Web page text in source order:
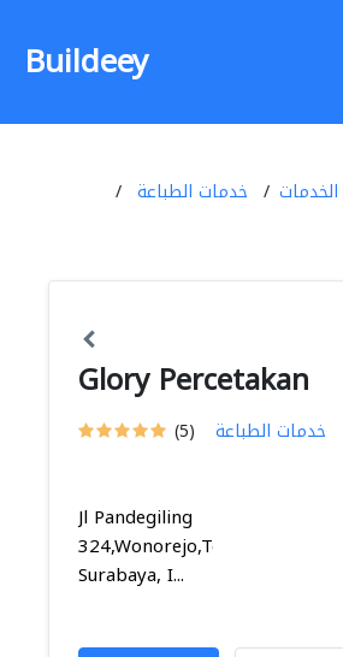
Buildeey
الخدمات
خدمات الطباعة
Glory Percetakan
(5) خدمات الطباعة
Jl Pandegiling
324,Wonorejo,Tegalsari,
Surabaya, I...